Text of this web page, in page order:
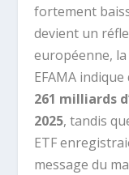
fortement
devient un
européenne,
EFAMA
261 milliards
2025, tandis
ETF
message du